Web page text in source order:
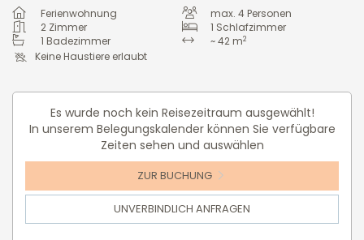
Ferienwohnung max. 4 Personen
2 Zimmer 1 Schlafzimmer
1 Badezimmer ~ 42 m2
Keine Haustiere erlaubt
Es wurde noch kein Reisezeitraum ausgewählt!
In unserem Belegungskalender können Sie verfügbare
Zeiten sehen und auswählen
ZUR BUCHUNG
UNVERBINDLICH ANFRAGEN